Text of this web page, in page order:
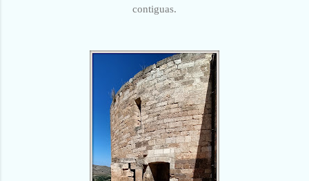
contiguas.